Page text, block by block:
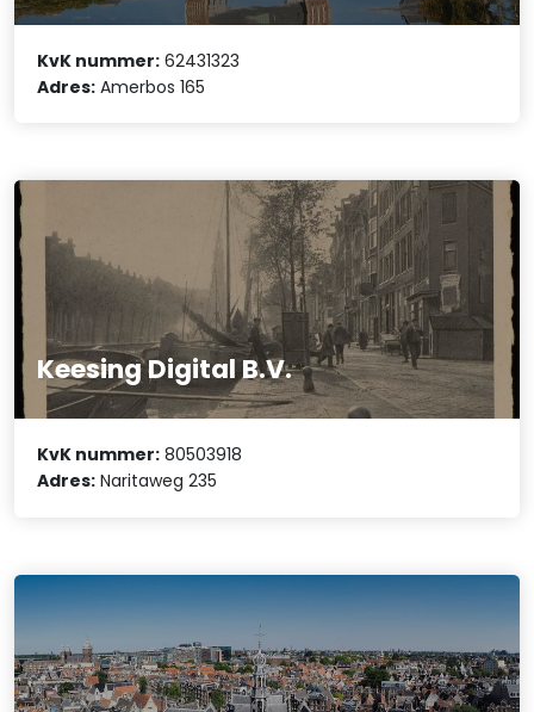
KvK nummer: 62431323
Adres: Amerbos 165
Keesing Digital B.V.
KvK nummer: 80503918
Adres: Naritaweg 235